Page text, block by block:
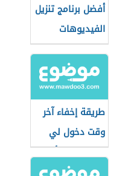
أفضل برنامج تنزيل
الفيديوهات
طريقة إخفاء آخر
وقت دخول لي
في الواتس أب